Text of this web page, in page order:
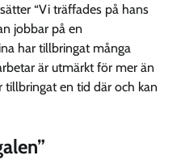
“Vi träffades på hans
jobbar på en
har tillbringat många
är utmärkt för mer än
tillbringat en tid där och kan